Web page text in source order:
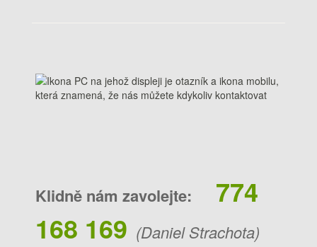
Klidně nám zavolejte:
774
168 169 (Daniel Strachota)